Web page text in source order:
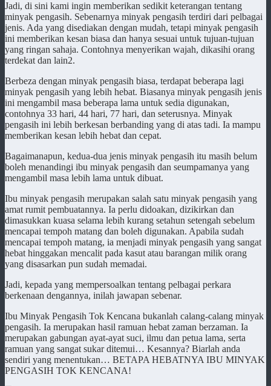
Jadi, di sini kami ingin memberikan sedikit keterangan tentang
minyak pengasih. Sebenarnya minyak pengasih terdiri dari pelbagai
jenis. Ada yang disediakan dengan mudah, tetapi minyak pengasih
ini memberikan kesan biasa dan hanya sesuai untuk tujuan-tujuan
yang ringan sahaja. Contohnya menyerikan wajah, dikasihi orang
terdekat dan lain2.
Berbeza dengan minyak pengasih biasa, terdapat beberapa lagi
minyak pengasih yang lebih hebat. Biasanya minyak pengasih jenis
ini mengambil masa beberapa lama untuk sedia digunakan,
contohnya 33 hari, 44 hari, 77 hari, dan seterusnya. Minyak
pengasih ini lebih berkesan berbanding yang di atas tadi. Ia mampu
memberikan kesan lebih hebat dan cepat.
Bagaimanapun, kedua-dua jenis minyak pengasih itu masih belum
boleh menandingi ibu minyak pengasih dan seumpamanya yang
mengambil masa lebih lama untuk dibuat.
Ibu minyak pengasih merupakan salah satu minyak pengasih yang
amat rumit pembuatannya. Ia perlu didoakan, dizikirkan dan
dimasukkan kuasa selama lebih kurang setahun setengah sebelum
mencapai tempoh matang dan boleh digunakan. Apabila sudah
mencapai tempoh matang, ia menjadi minyak pengasih yang sangat
hebat hinggakan mencalit pada kasut atau barangan milik orang
yang disasarkan pun sudah memadai.
Jadi, kepada yang mempersoalkan tentang pelbagai perkara
berkenaan dengannya, inilah jawapan sebenar.
Ibu Minyak Pengasih Tok Kencana bukanlah calang-calang minyak
pengasih. Ia merupakan hasil ramuan hebat zaman berzaman. Ia
merupakan gabungan ayat-ayat suci, ilmu dan petua lama, serta
ramuan yang sangat sukar ditemui… Kesannya? Biarlah anda
sendiri yang menentukan… BETAPA HEBATNYA IBU MINYAK
PENGASIH TOK KENCANA!